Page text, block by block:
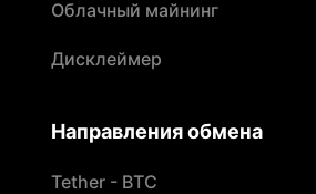
Облачный майнинг
Дисклеймер
Направления обмена
Tether - BTC